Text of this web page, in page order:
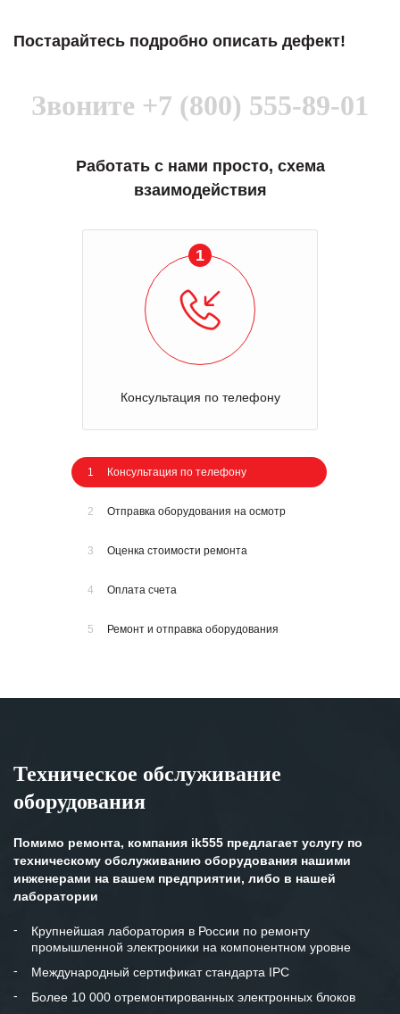
Постарайтесь подробно описать дефект!
Звоните +7 (800) 555-89-01
Работать с нами просто, схема
взаимодействия
1
Консультация по телефону
1 Консультация по телефону
2 Отправка оборудования на осмотр
3 Оценка стоимости ремонта
4 Оплата счета
5 Ремонт и отправка оборудования
Техническое обслуживание
оборудования
Помимо ремонта, компания ik555 предлагает услугу по
техническому обслуживанию оборудования нашими
инженерами на вашем предприятии, либо в нашей
лаборатории
Крупнейшая лаборатория в России по ремонту
промышленной электроники на компонентном уровне
Международный сертификат стандарта IPC
Более 10 000 отремонтированных электронных блоков